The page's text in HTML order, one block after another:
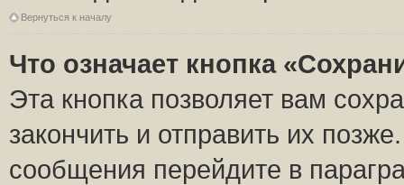
Вернуться к началу
Что означает кнопка
Эта кнопка позволяет вам
закончить и отправить их
сообщения перейдите в